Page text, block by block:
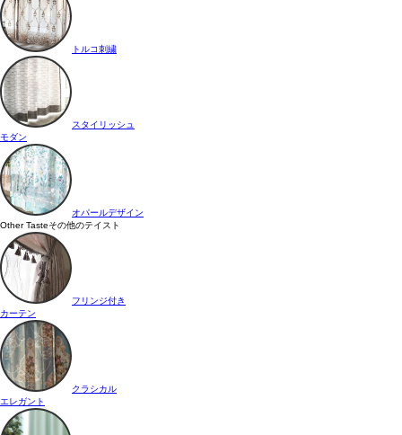
トルコ刺繍
スタイリッシュ
モダン
オパールデザイン
Other Tasteその他のテイスト
フリンジ付き
カーテン
クラシカル
エレガント